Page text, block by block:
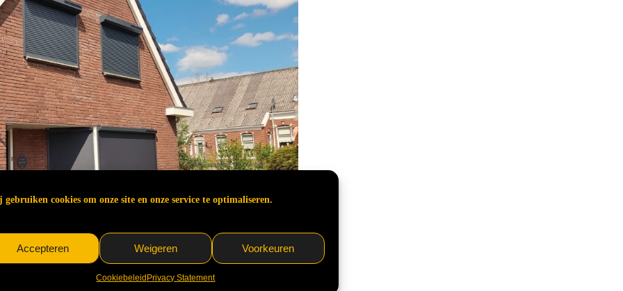
gebruiken cookies om onze site en onze service te optimaliseren.
Accepteren Weigeren Voorkeuren
Cookiebeleid Privacy Statement